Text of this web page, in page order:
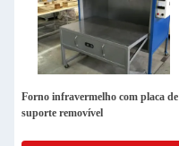
Forno infravermelho com placa de
suporte removível